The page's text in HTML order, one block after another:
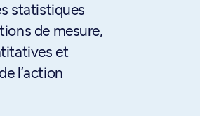
statistiques
de mesure,
et
l’action